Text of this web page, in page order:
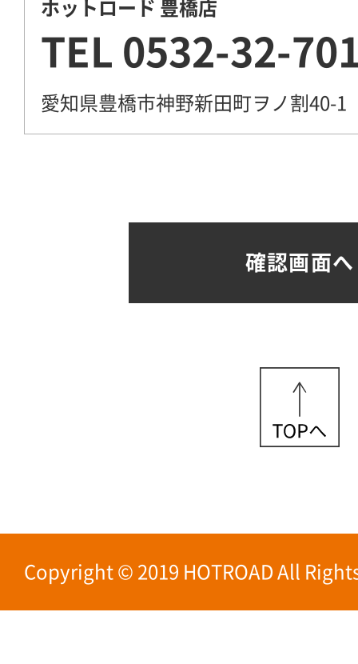
ホットロード 豊橋店
TEL 0532-32-
愛知県豊橋市神野新田町ヲノ割40-1
Copyright © 2019 HOTROAD All